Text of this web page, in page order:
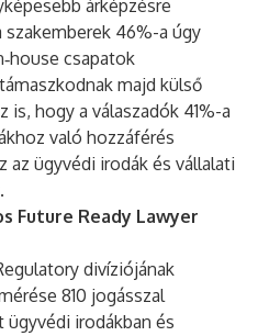
árképzésre
szakemberek 46%-a úgy
csapatok
majd külső
hogy a válaszadók 41%-a
való hozzáférés
az ügyvédi irodák és vállalati
Future Ready Lawyer
divíziójának
810 jogásszal
irodákban és